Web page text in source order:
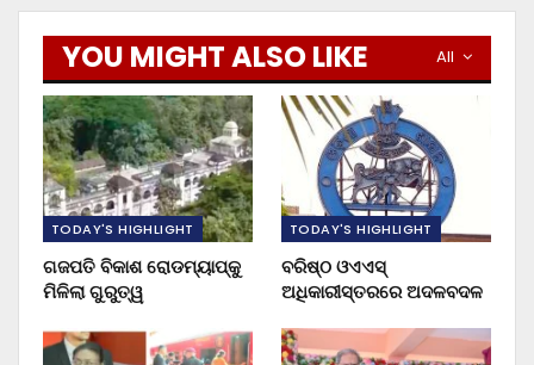
All
YOU MIGHT ALSO LIKE
TODAY'S HIGHLIGHT
ଗଜପତି ବିକାଶ ରୋଡମ୍ୟାପ୍‌କୁ
ମିଳିଲା ଗୁରୁତ୍ୱ
TODAY'S HIGHLIGHT
ବରିଷ୍ଠ ଓଏଏସ୍‌
ଅଧିକାରୀସ୍ତରରେ ଅଦଳବଦଳ